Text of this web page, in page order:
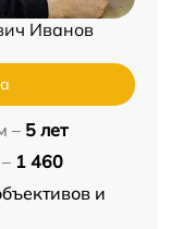
Иванов
– 5 лет
1 460
и